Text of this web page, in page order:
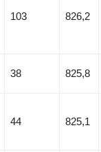
103 826,2
38 825,8
44 825,1